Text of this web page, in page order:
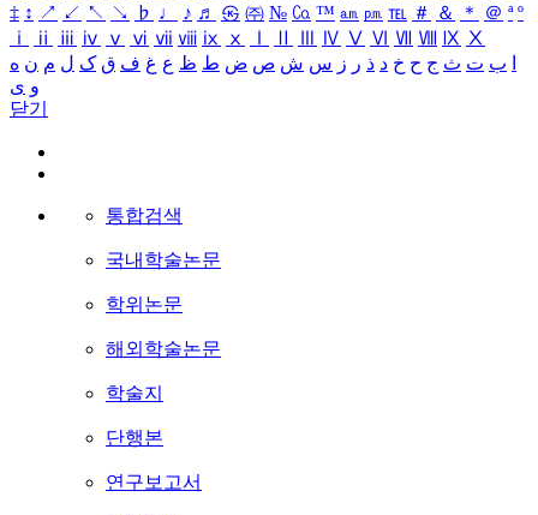
‡ ↕ ↗ ↙ ↖ ↘ ♭ ♩ ♪ ♬ ㉿ ㈜ № ㏇ ™ ㏂ ㏘ ℡ ＃ ＆ ＊ ＠ ª º
ⅰ
ⅱ ⅲ ⅳ ⅴ ⅵ ⅶ ⅷ ⅸ ⅹ Ⅳ Ⅴ Ⅵ Ⅶ Ⅷ Ⅸ Ⅹ
ب ت ث ج ح خ د ذ ر ز س ش ص ض ط ظ ع غ ف ق ک ل م ن ه
و ی
닫기
통합검색
국내학술논문
학위논문
해외학술논문
학술지
단행본
연구보고서